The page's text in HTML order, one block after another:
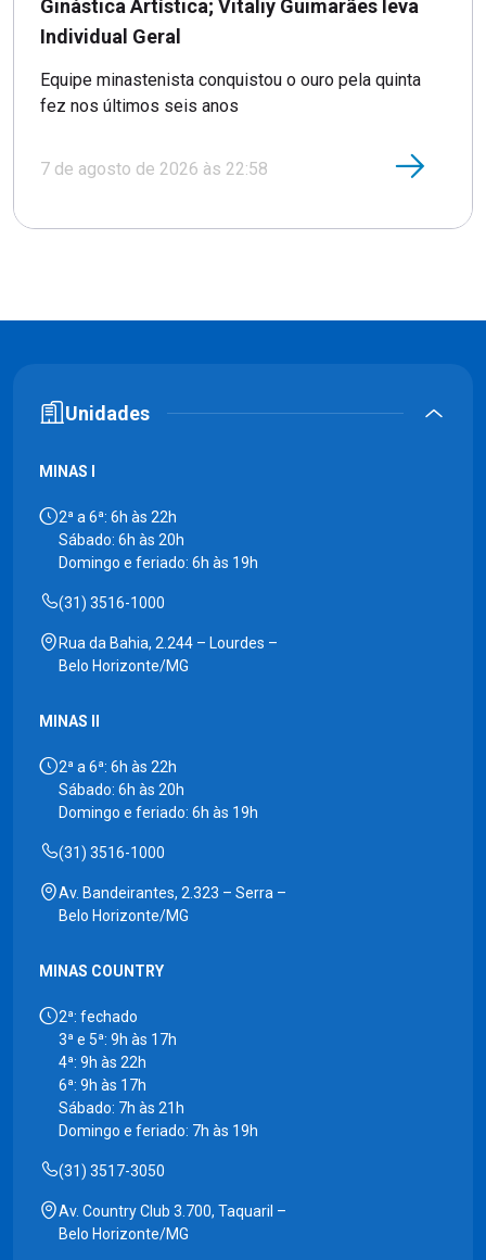
Ginástica Artística; Vitaliy Guimarães leva
Individual Geral
Equipe minastenista conquistou o ouro pela quinta
fez nos últimos seis anos
7 de agosto de 2026 às 22:58
Unidades
MINAS I
2ª a 6ª: 6h às 22h
Sábado: 6h às 20h
Domingo e feriado: 6h às 19h
(31) 3516-1000
Rua da Bahia, 2.244 – Lourdes –
Belo Horizonte/MG
MINAS II
2ª a 6ª: 6h às 22h
Sábado: 6h às 20h
Domingo e feriado: 6h às 19h
(31) 3516-1000
Av. Bandeirantes, 2.323 – Serra –
Belo Horizonte/MG
MINAS COUNTRY
2ª: fechado
3ª e 5ª: 9h às 17h
4ª: 9h às 22h
6ª: 9h às 17h
Sábado: 7h às 21h
Domingo e feriado: 7h às 19h
(31) 3517-3050
Av. Country Club 3.700, Taquaril –
Belo Horizonte/MG